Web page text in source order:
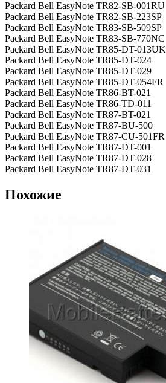
Packard Bell EasyNote TR82-SB-001RU
Packard Bell EasyNote TR82-SB-223SP
Packard Bell EasyNote TR83-SB-509SP
Packard Bell EasyNote TR83-SB-770NC
Packard Bell EasyNote TR85-DT-013UK
Packard Bell EasyNote TR85-DT-024
Packard Bell EasyNote TR85-DT-029
Packard Bell EasyNote TR85-DT-054FR
Packard Bell EasyNote TR86-BT-021
Packard Bell EasyNote TR86-TD-011
Packard Bell EasyNote TR87-BT-021
Packard Bell EasyNote TR87-BU-500
Packard Bell EasyNote TR87-CU-501FR
Packard Bell EasyNote TR87-DT-001
Packard Bell EasyNote TR87-DT-028
Packard Bell EasyNote TR87-DT-031
Похожие